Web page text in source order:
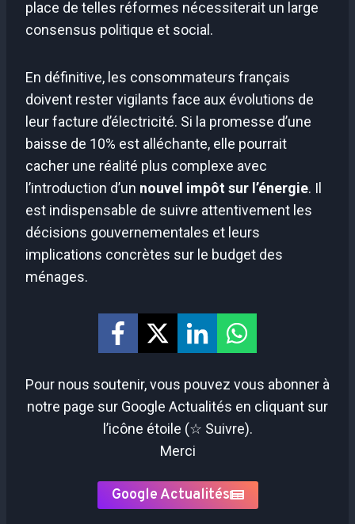
place de telles réformes nécessiterait un large
consensus politique et social.
En définitive, les consommateurs français
doivent rester vigilants face aux évolutions de
leur facture d’électricité. Si la promesse d’une
baisse de 10% est alléchante, elle pourrait
cacher une réalité plus complexe avec
l’introduction d’un nouvel impôt sur l’énergie. Il
est indispensable de suivre attentivement les
décisions gouvernementales et leurs
implications concrètes sur le budget des
ménages.
Pour nous soutenir, vous pouvez vous abonner à
notre page sur Google Actualités en cliquant sur
l’icône étoile (☆ Suivre).
Merci
Google Actualités